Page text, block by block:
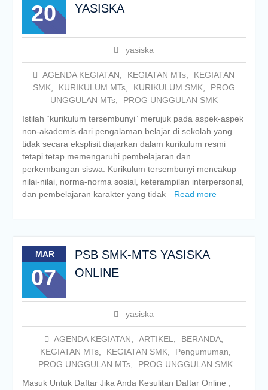
20
YASISKA
yasiska
AGENDA KEGIATAN KEGIATAN MTs
KEGIATAN
SMK, KURIKULUM MTs, KURIKULUM SMK,
PROG
UNGGULAN MTs,
PROG UNGGULAN SMK
Istilah “kurikulum tersembunyi” merujuk pada aspek-aspek
non-akademis dari pengalaman belajar di sekolah yang
tidak secara eksplisit diajarkan dalam kurikulum resmi
tetapi tetap memengaruhi pembelajaran dan
perkembangan siswa. Kurikulum tersembunyi mencakup
nilai-nilai, norma-norma sosial, keterampilan interpersonal,
dan pembelajaran karakter yang tidak
Read more
MAR
07
PSB SMK-MTS YASISKA
ONLINE
yasiska
AGENDA KEGIATAN ARTIKEL BERANDA
KEGIATAN MTs, KEGIATAN SMK, Pengumuman
PROG UNGGULAN MTs,
PROG UNGGULAN SMK
Masuk Untuk Daftar Jika Anda Kesulitan Daftar Online ,